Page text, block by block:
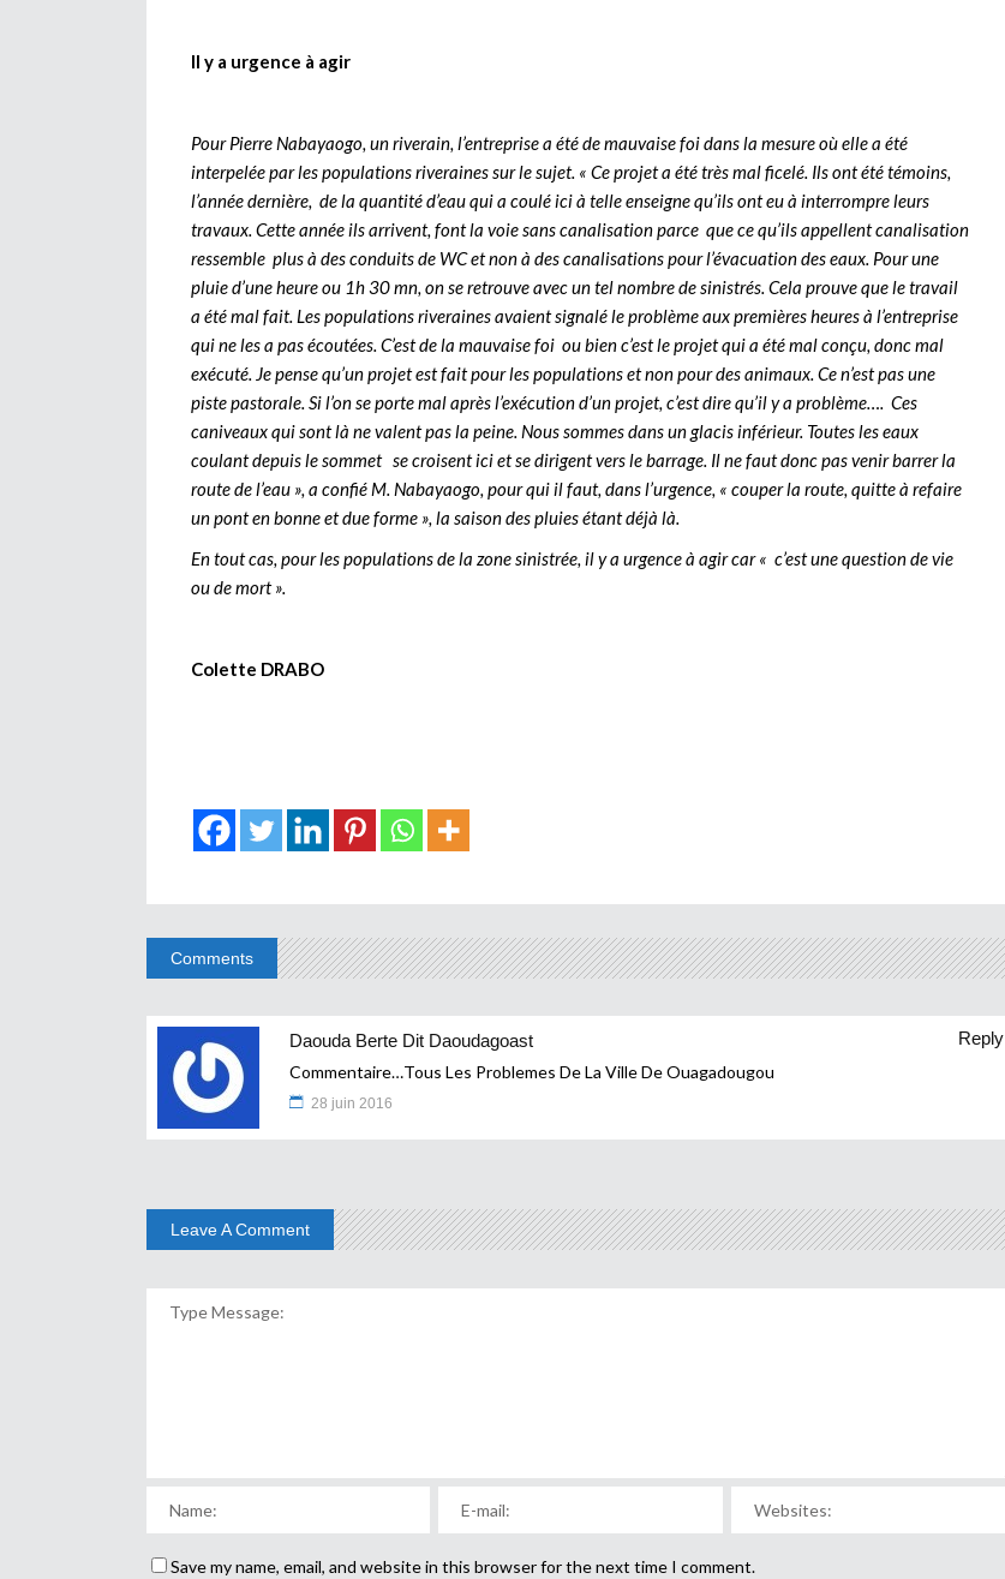
Il y a urgence à agir
Pour Pierre Nabayaogo, un riverain, l’entreprise a été de mauvaise foi dans la mesure où elle a été
interpelée par les populations riveraines sur le sujet. « Ce projet a été très mal ficelé. Ils ont été témoins,
l’année dernière, de la quantité d’eau qui a coulé ici à telle enseigne qu’ils ont eu à interrompre leurs
travaux. Cette année ils arrivent, font la voie sans canalisation parce que ce qu’ils appellent canalisation
ressemble plus à des conduits de WC et non à des canalisations pour l’évacuation des eaux. Pour une
pluie d’une heure ou 1h 30 mn, on se retrouve avec un tel nombre de sinistrés. Cela prouve que le travail
a été mal fait. Les populations riveraines avaient signalé le problème aux premières heures à l’entreprise
qui ne les a pas écoutées. C’est de la mauvaise foi ou bien c’est le projet qui a été mal conçu, donc mal
exécuté. Je pense qu’un projet est fait pour les populations et non pour des animaux. Ce n’est pas une
piste pastorale. Si l’on se porte mal après l’exécution d’un projet, c’est dire qu’il y a problème…. Ces
caniveaux qui sont là ne valent pas la peine. Nous sommes dans un glacis inférieur. Toutes les eaux
coulant depuis le sommet se croisent ici et se dirigent vers le barrage. Il ne faut donc pas venir barrer la
route de l’eau », a confié M. Nabayaogo, pour qui il faut, dans l’urgence, « couper la route, quitte à refaire
un pont en bonne et due forme », la saison des pluies étant déjà là.
En tout cas, pour les populations de la zone sinistrée, il y a urgence à agir car « c’est une question de vie
ou de mort ».
Colette DRABO
Comments
Daouda Berte Dit Daoudagoast
Reply
Commentaire…Tous Les Problemes De La Ville De Ouagadougou
28 juin 2016
Leave A Comment
Save my name, email, and website in this browser for the next time I comment.